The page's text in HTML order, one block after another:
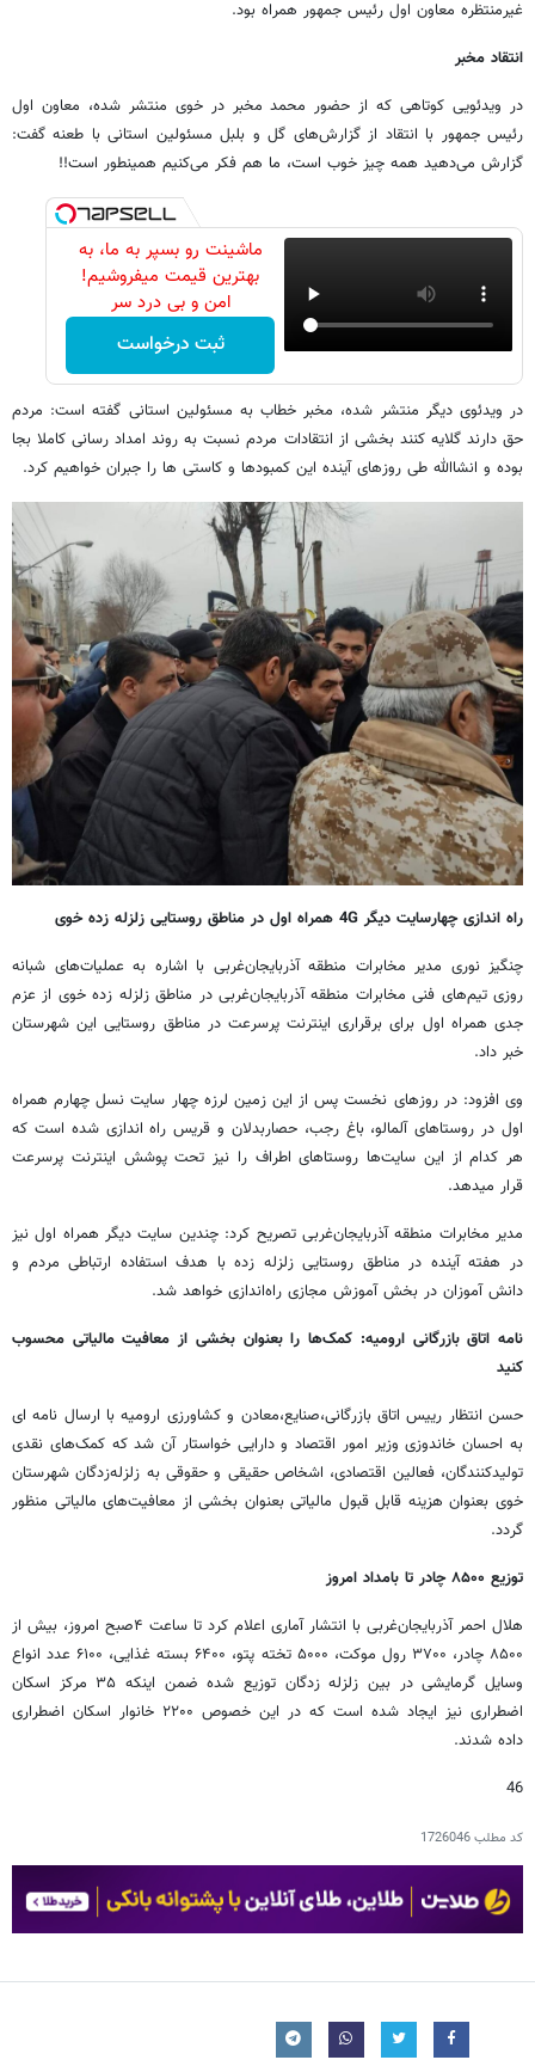
غیرمنتظره معاون اول رئیس جمهور همراه بود.
انتقاد مخبر
در ویدئویی کوتاهی که از حضور محمد مخبر در خوی منتشر شده، معاون اول
رئیس جمهور با انتقاد از گزارش‌های گل و بلبل مسئولین استانی با طعنه گفت:
گزارش می‌دهید همه چیز خوب است، ما هم فکر می‌کنیم همینطور است!!
ماشینت رو بسپر به ما، به
بهترین قیمت میفروشیم!
امن و بی درد سر
ثبت درخواست
در ویدئوی دیگر منتشر شده، مخبر خطاب به مسئولین استانی گفته است: مردم
حق دارند گلایه کنند بخشی از انتقادات مردم نسبت به روند امداد رسانی کاملا بجا
بوده و انشاالله طی روزهای آینده این کمبودها و کاستی ها را جبران خواهیم کرد.
راه اندازی چهارسایت دیگر 4G همراه اول در مناطق روستایی زلزله زده خوی
چنگیز نوری مدیر مخابرات منطقه آذربایجان‌غربی با اشاره به عملیات‌های شبانه
روزی تیم‌های فنی مخابرات منطقه آذربایجان‌غربی در مناطق زلزله زده خوی از عزم
جدی همراه اول برای برقراری اینترنت پرسرعت در مناطق روستایی این شهرستان
خبر داد.
وی افزود: در روزهای نخست پس از این زمین لرزه چهار سایت نسل چهارم همراه
اول در روستاهای آلمالو، باغ رجب، حصاربدلان و قریس راه اندازی شده است که
هر کدام از این سایت‌ها روستاهای اطراف را نیز تحت پوشش اینترنت پرسرعت
قرار میدهد.
مدیر مخابرات منطقه آذربایجان‌غربی تصریح کرد: چندین سایت دیگر همراه اول نیز
در هفته آینده در مناطق روستایی زلزله زده با هدف استفاده ارتباطی مردم و
دانش آموزان در بخش آموزش مجازی راه‌اندازی خواهد شد.
نامه اتاق بازرگانی ارومیه: کمک‌ها را بعنوان بخشی از معافیت مالیاتی محسوب
کنید
حسن انتظار رییس اتاق بازرگانی،صنایع،معادن و کشاورزی ارومیه با ارسال نامه ای
به احسان خاندوزی وزیر امور اقتصاد و دارایی خواستار آن شد که کمک‌های نقدی
تولیدکنندگان، فعالین اقتصادی، اشخاص حقیقی و حقوقی به زلزله‌زدگان شهرستان
خوی بعنوان هزینه قابل قبول مالیاتی بعنوان بخشی از معافیت‌های مالیاتی منظور
گردد.
توزیع ۸۵۰۰ چادر تا بامداد امروز
هلال احمر آذربایجان‌غربی با انتشار آماری اعلام کرد تا ساعت ۴صبح امروز، بیش از
۸۵۰۰ چادر، ۳۷۰۰ رول موکت، ۵۰۰۰ تخته پتو، ۶۴۰۰ بسته غذایی، ۶۱۰۰ عدد انواع
وسایل گرمایشی در بین زلزله زدگان توزیع شده ضمن اینکه ۳۵ مرکز اسکان
اضطراری نیز ایجاد شده است که در این خصوص ۲۲۰۰ خانوار اسکان اضطراری
داده شدند.
46
کد مطلب1726046